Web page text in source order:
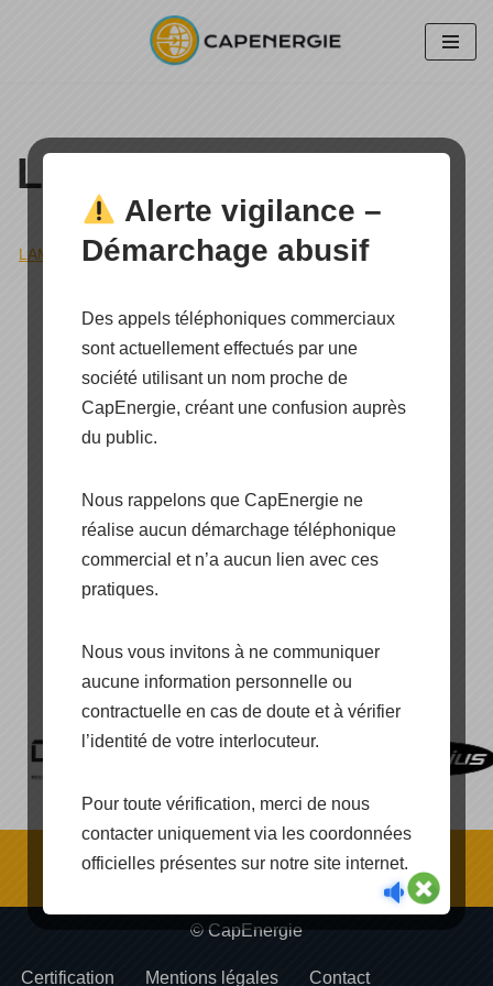
Lampadaire solaire
LAMPADAIRE SOLAIRE » STREET SUN À POROS
© CapEnergie
Certification Mentions légales Contact
Alerte vigilance –
Démarchage abusif
Des appels téléphoniques commerciaux
sont actuellement effectués par une
société utilisant un nom proche de
CapEnergie, créant une confusion auprès
du public.
Nous rappelons que CapEnergie ne
réalise aucun démarchage téléphonique
commercial et n’a aucun lien avec ces
pratiques.
Nous vous invitons à ne communiquer
aucune information personnelle ou
contractuelle en cas de doute et à vérifier
l’identité de votre interlocuteur.
Pour toute vérification, merci de nous
contacter uniquement via les coordonnées
officielles présentes sur notre site internet.